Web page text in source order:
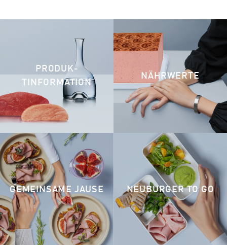
PRODUK­
TINFORMATION
NÄHRWERTE
GEMEINSAME JAUSE NEUBURGER TO GO